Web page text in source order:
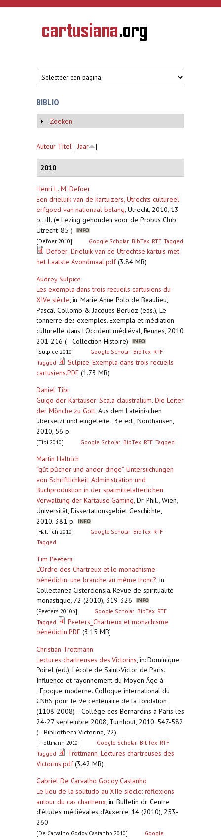
Overslaan en naar de inhoud gaan
CARTUSIANA
Geschiedenis
van de
BIBLIO
Weergeven
Zoeken
Auteur Titel [ Jaar ]
2010
Henri L. M. Defoer
Een drieluik van de kartuizers, Utrechts cultureel
erfgoed van nationaal belang, Utrecht, 2010, 13
p., ill. (= Lezing gehouden voor de Probus Club
Utrecht ’85 )
[Defoer 2010] Google Scholar BibTex RTF Tagged
Defoer_Drieluik van de Utrechtse kartuis met
het Laatste Avondmaal.pdf(3.84 MB)
Audrey Sulpice
Les exempla dans trois recueils cartusiens du
XIVe siècle, in: Marie Anne Polo de Beaulieu,
Pascal Collomb & Jacques Berlioz (eds.), Le
tonnerre des exemples. Exempla et médiation
culturelle dans l'Occident médiéval, Rennes, 2010,
201-216 (= Collection Histoire)
[Sulpice 2010] Google Scholar BibTex RTF
Tagged
Sulpice_Exempla dans trois recueils
cartusiens.PDF (1.73 MB)
Daniel Tibi
Guigo der Kartäuser: Scala claustralium. Die Leiter
der Mönche zu Gott, Aus dem Lateinischen
übersetzt und eingeleitet, 3e ed., Nordhausen,
2010, 56 p.
[Tibi 2010] Google Scholar BibTex RTF Tagged
Martin Haltrich
“gůt půcher und ander dinge”. Untersuchungen
von Schriftlichkeit, Administration und
Buchproduktion in der spätmittelalterlichen
Verwaltung der Kartause Gaming, Dr. Phil., Wien,
Universität, Dissertationsgebiet Geschichte,
2010, 381 p.
[Haltrich 2010] Google Scholar BibTex RTF
Tagged
Tim Peeters
L’Ordre des Chartreux et le monachisme
bénédictin: une branche au même tronc?, in:
Collectanea Cisterciensia. Revue de spiritualité
monastique, 72 (2010), 319-326
[Peeters 2010b] Google Scholar BibTex RTF
Tagged
Peeters_Chartreux et monachisme
bénédictin.PDF (3.15 MB)
Christian Trottmann
Lectures chartreuses des Victorins, in: Dominique
Poirel (ed.), L'école de Saint-Victor de Paris.
Influence et rayonnement du Moyen Âge à
l'Epoque moderne. Colloque international du
CNRS pour le 9e centenaire de la fondation
(1108-2008)... Collège des Bernardins à Paris les
24-27 septembre 2008, Turnhout, 2010, 547-582
(= Bibliotheca Victorina, 22)
[Trottmann 2010] Google Scholar BibTex RTF
Tagged
Trottmann_Lectures chartreuses des
Victorins.pdf(3.42 MB)
Gabriel De Carvalho Godoy Castanho
Le lieu de la solitudo au XIIe siècle: réflexions
autour du cas chartreux, in: Bulletin du Centre
d’études médiévales d’Auxerre, 14 (2010), 253-
260
[De Carvalho Godoy Castanho 2010]
Google